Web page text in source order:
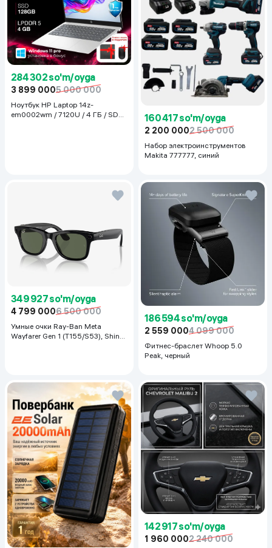
284 302 so'm/oyga
3 899 0005 000 000
Ноутбук HP Laptop 14z-
em0002wm / 7120U / 4 ГБ / SDD
160 417 so'm/oyga
2 200 0002 500 000
Набор электроинструментов
Makita 777777, синий
349 927 so'm/oyga
4 799 0006 500 000
Умные очки Ray-Ban Meta
Wayfarer Gen 1 (T155/S53), Shiny
186 594 so'm/oyga
2 559 0004 099 000
Фитнес-браслет Whoop 5.0
Peak, черный
142 917 so'm/oyga
1 960 0002 240 000